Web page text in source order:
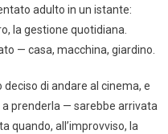
adulto in un istante:
la gestione quotidiana.
— casa, macchina, giardino.
di andare al cinema, e
prenderla — sarebbe arrivata
quando, all’improvviso, la